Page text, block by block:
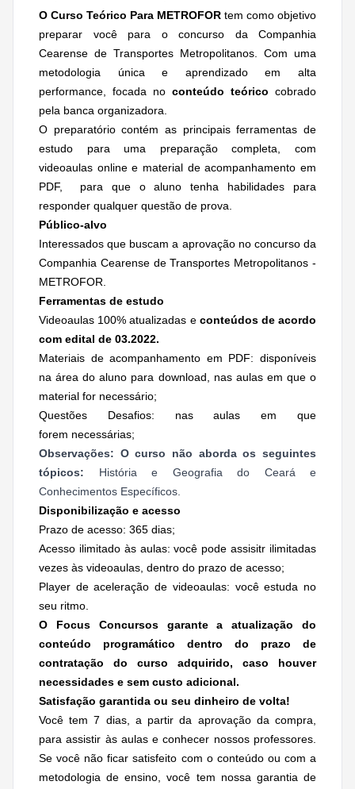
O Curso Teórico Para METROFOR tem como objetivo
preparar você para o concurso da Companhia
Cearense de Transportes Metropolitanos. Com uma
metodologia única e aprendizado em alta
performance, focada no conteúdo teórico cobrado
pela banca organizadora.
O preparatório contém as principais ferramentas de
estudo para uma preparação completa, com
videoaulas online e material de acompanhamento em
PDF, para que o aluno tenha habilidades para
responder qualquer questão de prova.
Público-alvo
Interessados que buscam a aprovação no concurso da
Companhia Cearense de Transportes Metropolitanos -
METROFOR.
Ferramentas de estudo
Videoaulas 100% atualizadas e conteúdos de acordo
com edital de 03.2022.
Materiais de acompanhamento em PDF: disponíveis
na área do aluno para download, nas aulas em que o
material for necessário;
Questões Desafios: nas aulas em que
forem necessárias;
Observações: O curso não aborda os seguintes
tópicos: História e Geografia do Ceará e
Conhecimentos Específicos.
Disponibilização e acesso
Prazo de acesso: 365 dias;
Acesso ilimitado às aulas: você pode assisitr ilimitadas
vezes às videoaulas, dentro do prazo de acesso;
Player de aceleração de videoaulas: você estuda no
seu ritmo.
O Focus Concursos garante a atualização do
conteúdo programático dentro do prazo de
contratação do curso adquirido, caso houver
necessidades e sem custo adicional.
Satisfação garantida ou seu dinheiro de volta!
Você tem 7 dias, a partir da aprovação da compra,
para assistir às aulas e conhecer nossos professores.
Se você não ficar satisfeito com o conteúdo ou com a
metodologia de ensino, você tem nossa garantia de